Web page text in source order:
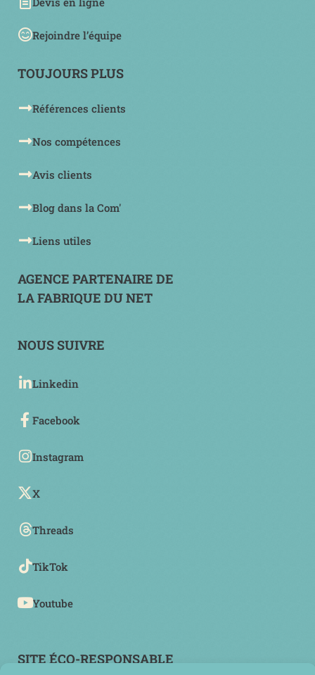
Rejoindre l’équipe
TOUJOURS PLUS
Références clients
Nos compétences
Avis clients
Blog dans la Com'
Liens utiles
AGENCE PARTENAIRE DE
LA FABRIQUE DU NET
NOUS SUIVRE
Linkedin
Facebook
Instagram
X
Threads
TikTok
Youtube
SITE ÉCO-RESPONSABLE